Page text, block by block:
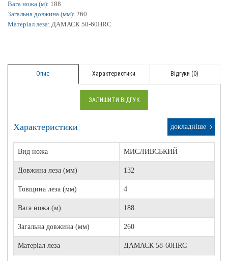
Вага ножа (м): 188
Загальна довжина (мм): 260
Матеріал леза: ДАМАСК 58-60HRC
ЗАЛИШИТИ ВІДГУК
Опис Характеристики Відгуки (0)
Характеристики докладніше
Вид ножа МИСЛИВСЬКИЙ
Довжина леза (мм) 132
Товщина леза (мм) 4
Вага ножа (м) 188
Загальна довжина (мм) 260
Матеріал леза ДАМАСК 58-60HRC